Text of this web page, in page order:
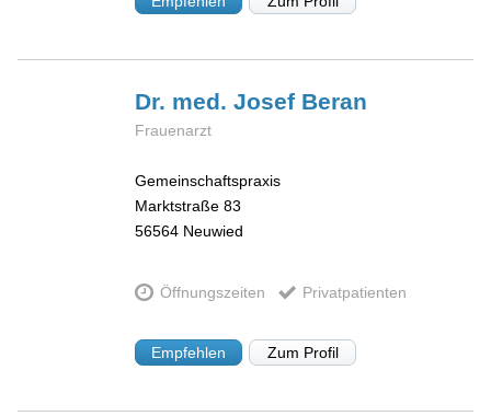
Dr. med. Josef Beran
Frauenarzt
Gemeinschaftspraxis
Marktstraße 83
56564 Neuwied
Öffnungszeiten Privatpatienten
Empfehlen Zum Profil